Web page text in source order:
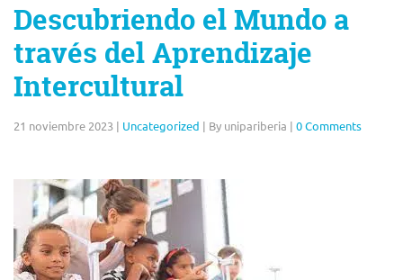
Descubriendo el Mundo a
través del Aprendizaje
Intercultural
21 noviembre 2023 | Uncategorized | By unipariberia | 0 Comments